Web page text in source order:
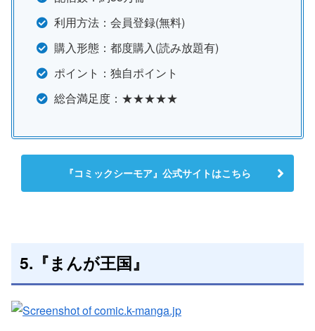
利用方法：会員登録(無料)
購入形態：都度購入(読み放題有)
ポイント：独自ポイント
総合満足度：★★★★★
『コミックシーモア』公式サイトはこちら
5.『まんが王国』